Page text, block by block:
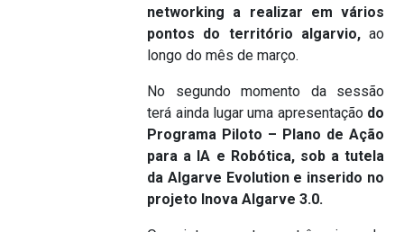
networking a realizar em vários
pontos do território algarvio,ao
longo do mês de março.
No segundo momento da sessão
terá ainda lugar uma apresentação do
Programa Piloto – Plano de Ação
para a IA e Robótica, sob a tutela
da Algarve Evolution e inserido no
projeto Inova Algarve 3.0.